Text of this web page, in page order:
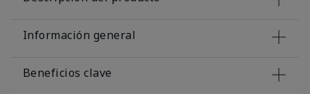
Información general
Beneficios clave